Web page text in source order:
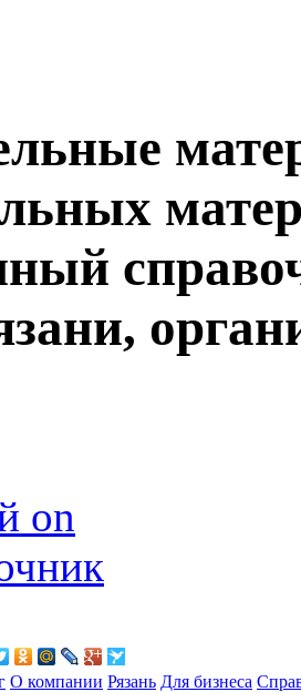
О компании Рязань Для бизнеса